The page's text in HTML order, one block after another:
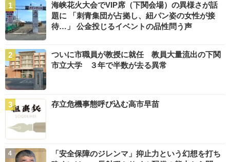
海峡花火大会でVIP席（下関会場）の異様さが話
題に 「刺青集団が占拠し、紐パン姿の女性が接
待…」 公金投じるイベントの品性問う声
ついに市職員が教授に就任 教員大量流出の下関
市立大学 ３年で半数が去る異常
存立危機事態呼び込む高市早苗
「安全保障のジレンマ」抑止力という幻想を打ち